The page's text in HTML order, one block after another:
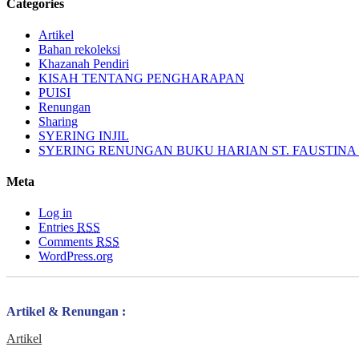
Categories
Artikel
Bahan rekoleksi
Khazanah Pendiri
KISAH TENTANG PENGHARAPAN
PUISI
Renungan
Sharing
SYERING INJIL
SYERING RENUNGAN BUKU HARIAN ST. FAUSTINA
Meta
Log in
Entries RSS
Comments RSS
WordPress.org
Artikel & Renungan :
Artikel